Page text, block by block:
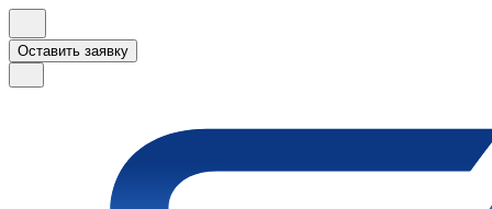
Оставить заявку